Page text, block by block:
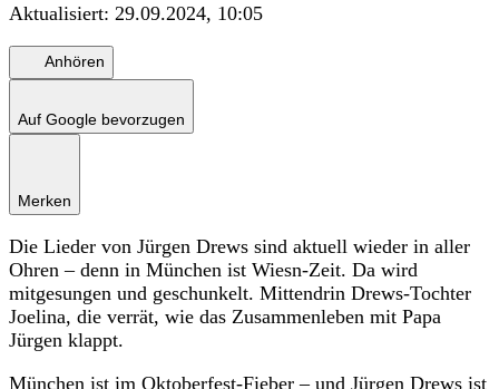
Aktualisiert: 29.09.2024, 10:05
Anhören
Auf Google bevorzugen
Merken
Die Lieder von Jürgen Drews sind aktuell wieder in aller
Ohren – denn in München ist Wiesn-Zeit. Da wird
mitgesungen und geschunkelt. Mittendrin Drews-Tochter
Joelina, die verrät, wie das Zusammenleben mit Papa
Jürgen klappt.
München ist im Oktoberfest-Fieber – und Jürgen Drews ist